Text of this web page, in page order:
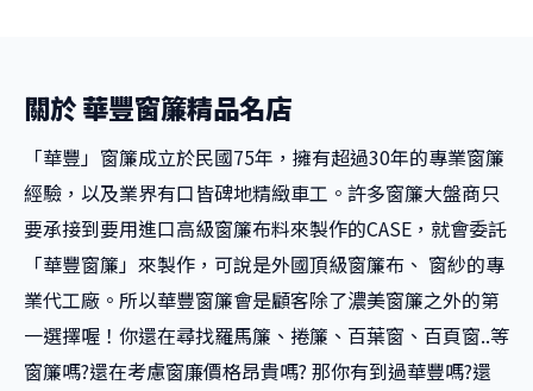
關於 華豐窗簾精品名店
「華豐」窗簾成立於民國75年，擁有超過30年的專業窗簾
經驗，以及業界有口皆碑地精緻車工。許多窗簾大盤商只
要承接到要用進口高級窗簾布料來製作的CASE，就會委託
「華豐窗簾」來製作，可說是外國頂級窗簾布、 窗紗的專
業代工廠。所以華豐窗簾會是顧客除了濃美窗簾之外的第
一選擇喔！你還在尋找羅馬簾、捲簾、百葉窗、百頁窗..等
窗簾嗎?還在考慮窗廉價格昂貴嗎? 那你有到過華豐嗎?還